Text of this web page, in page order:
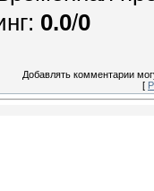
: 0.0/0
Добавлять комментарии
[